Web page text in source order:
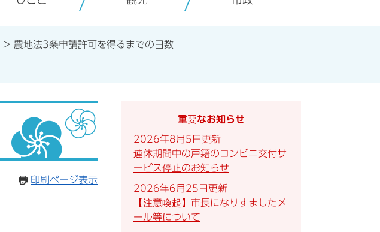
> 農地法3条申請許可を得るまでの日数
印刷ページ表示
重要なお知らせ
2026年8月5日更新
連休期間中の戸籍のコンビニ交付サ
ービス停止のお知らせ
2026年6月25日更新
【注意喚起】市長になりすましたメ
ール等について